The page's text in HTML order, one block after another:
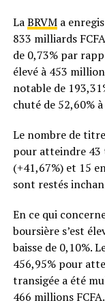
LaBRVMa
833 milliards
de 0,73% par
élevé à 453
notable de
chuté de 52,60%
Le nombre de
pour atteindre 43
(+41,67%) et 15
sont restés
En ce qui
boursière s’est
baisse de 0,10%.
456,95% pour
transigée a été
466 millions FCFA.